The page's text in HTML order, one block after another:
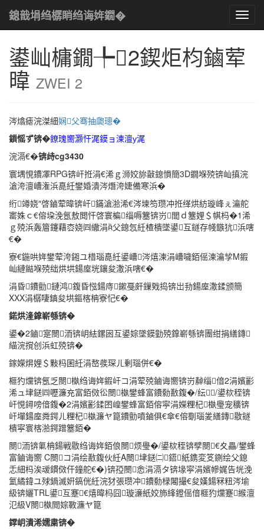
鎴戠埍绉樼睄绉诲姩鐗�
褰撳墠浣嶇疆 鏀荤暐 S
鍙屾槦鐗╄2鍥炬枃鏀荤
暐 ZWEI 2
涔熻瘧浣滐細娴父骞抽瓟璁�
鎻愮ず锛�鐐瑰嚮灏忓浘鏌ョ湅澶у浘
浣滆€�锛歭cg3430
寰堣悓鐨凙RPG锛屽拰涓€浠ｇ浉姣旀敼鎴愪簡3D鐗堢殑锛屾搷浣
滄洿澶嶆潅浜嗭紝鐢婚潰涔熸洿婕備寒浜�
绗竴娆″啓鏀荤暐锛屽鏋滄湁浠€涔堜笉瓒冲拰缂烘紡璇峰ぇ瀹舵
寚姝ｃ€傛垜浼氬敖閲忓啓寰楄缁嗕簺锛岃閭ｄ簺娌＄帺杩�1浠
ｇ殑浜轰篃鑳藉枩娆㈣繖涓父鎴忥紝楂樻墜鍙互鐩存帴鏃犺浜嗐
€�
寮€鍦哄姩鐢荤洿鎺ユ棤瑙嗭紝鍙嶆涔熺湅涓嶆噦銆傜湅瀹孧M鍜
屾縺鐑堢殑绌烘垬鍚庢垙鑲夋潵浜嗐€�
涓昏鐨勯鏈鸿鍑昏惤鍚庤鏉戞皯鏁戣捣锛岀劧鍚庢潵鍒颁簡
XXX涓樼啛鎮夋垬鏂楁柟寮忋€�
鍩烘湰鎿嶄綔锛�
鍙�2鏀寔閿洏锛岄紶鏍囦互鍙婃墜鏌勭殑鎿嶄綔锛團绀捐繕鏄
緢浣撹创浜虹殑锛�
鎵嬫焺娌＄敤杩囷紝涓嶅彂琛ㄦ剰瑙併€�
榧犳爣锛氬乏閿槸绉诲姩鍜屽コ涓荤殑鏀诲嚮锛岃繛缁偣2涓嬪彲
浠ュ垏鎹㈣嚦濂充富銆傚彸閿槸鐢蜂富鐨勬敾鍑�/纭/鍙栨秷锛
屽悓鐞嗙偣鍑�2涓嬪彲鍒囨崲鐢蜂富銆傛寜涓嬫粴杞槸璺宠穬锛
屽墠鍚庢粦鍔ㄦ粴杞槸濂ヤ箟鐨勯噴鏀俱€傘€傛劅瑙夎繕鏄敭鐩
樻寜寰楁湁鍔蹭簺銆�
閿洏锛氭柟鍚戦敭绉诲姩銆俍閿烦璺�/鍙栨秷锛孹閿€夊畾/鐢蜂
富鏀诲嚮 C閿コ涓绘敾鍑伙紝A閿垏鎹㈡鍣紙鎸変笅鍘绘父鎴
忎細杩涘叆鏆傚仠鐘舵€�)锛孲閿悆涓滆タ锛堟寜涓嬪幓娓告垙浼
氳繘鍏ユ殏鍋滅姸鎬侊紝浣犲張瓒冲鐨勬椂闂撮€夋嫨鍚冧粈涔堬
級锛孋TRL鍙互蹇€熺暐杩囧璇濓紙姣斾綘鐙傜偣榧犳爣蹇緱澶
氾級V閿槸閲婃斁濂ヤ箟
鐣岄潰浠嬬粛锛�